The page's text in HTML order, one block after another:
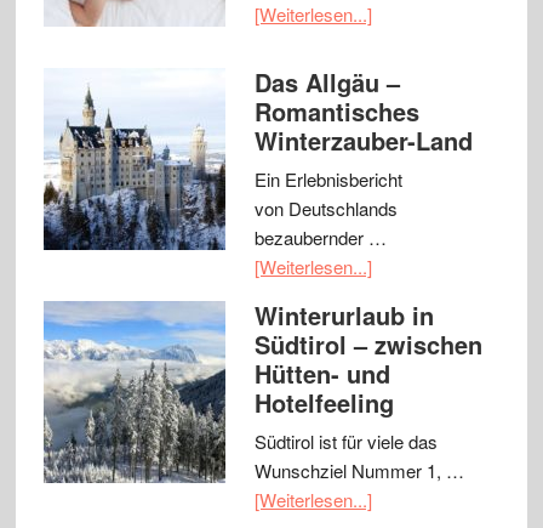
[Weiterlesen...]
Das Allgäu –
Romantisches
Winterzauber-Land
Ein Erlebnisbericht
von Deutschlands
bezaubernder …
[Weiterlesen...]
Winterurlaub in
Südtirol – zwischen
Hütten- und
Hotelfeeling
Südtirol ist für viele das
Wunschziel Nummer 1, …
[Weiterlesen...]